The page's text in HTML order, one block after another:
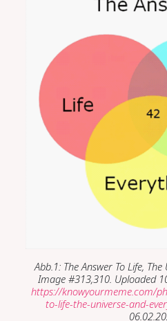
Abb.1: The Answer To Life,
Image #313,310. Uploaded
https://knowyourmeme.com/
to-life-the-universe-and-